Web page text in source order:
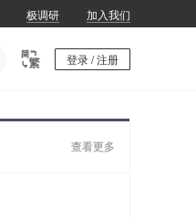
极调研 加入我们
登录 / 注册
查看更多